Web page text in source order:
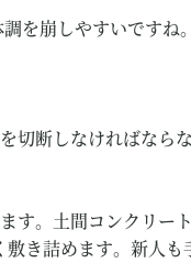
を崩しやすいですね。
切断しなければなら
。土間コンクリー
き詰めます。新人